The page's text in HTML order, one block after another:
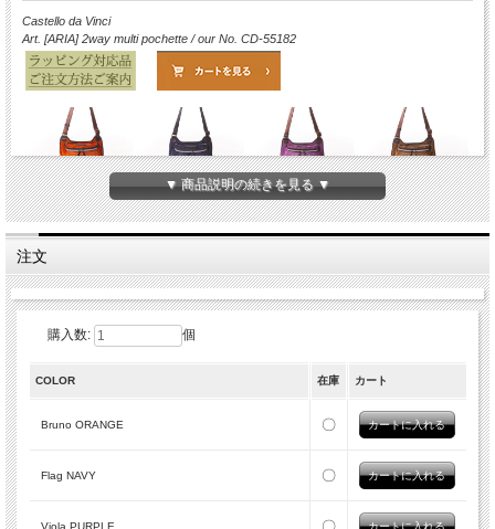
Castello da Vinci
Art. [ARIA] 2way multi pochette / our No. CD-55182
Bruno ORANGE Olive GREEN
Stella BLACK Albero BROWN Geranium PINK
▼ 商品説明の続きを見る ▼
注文
購入数: 個
COLOR 在庫 カート
Bruno ORANGE 〇
Flag NAVY 〇